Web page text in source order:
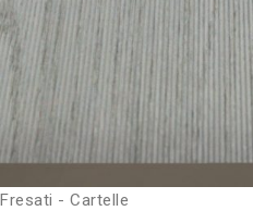
Fresati - Cartelle